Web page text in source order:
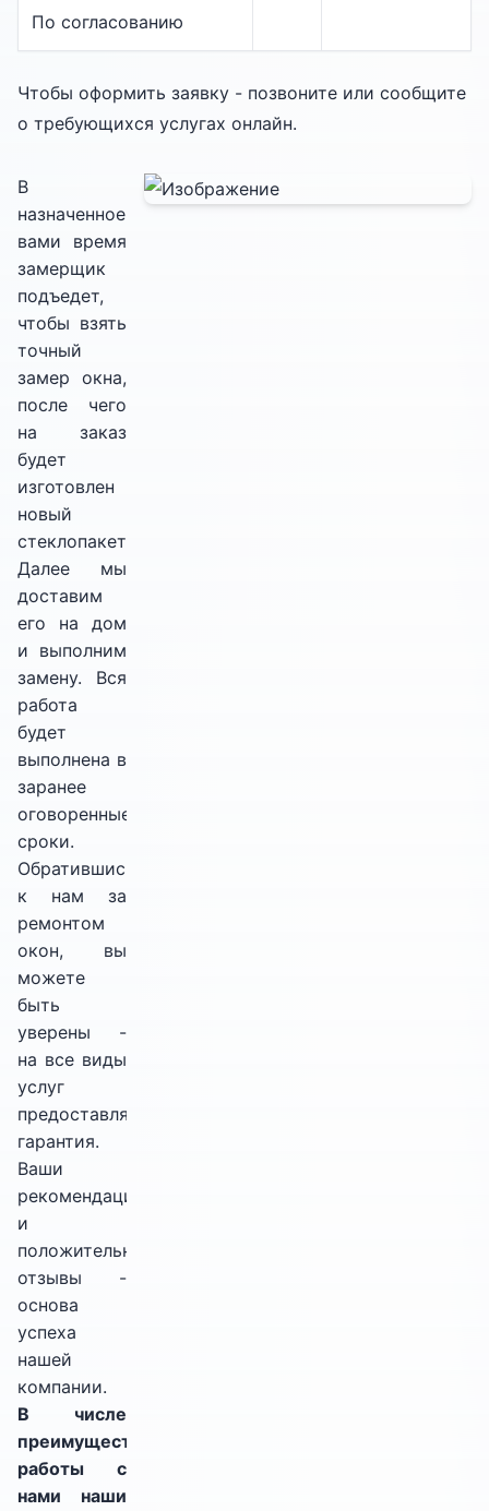
По согласованию
Чтобы оформить заявку - позвоните или сообщите
о требующихся услугах онлайн.
В
назначенное
вами время
замерщик
подъедет,
чтобы взять
точный
замер окна,
после чего
на заказ
будет
изготовлен
новый
стеклопакет.
Далее мы
доставим
его на дом
и выполним
замену. Вся
работа
будет
выполнена в
заранее
оговоренные
сроки.
Обратившись
к нам за
ремонтом
окон, вы
можете
быть
уверены -
на все виды
услуг
предоставляется
гарантия.
Ваши
рекомендации
и
положительные
отзывы -
основа
успеха
нашей
компании.
В числе
преимуществ
работы с
нами наши